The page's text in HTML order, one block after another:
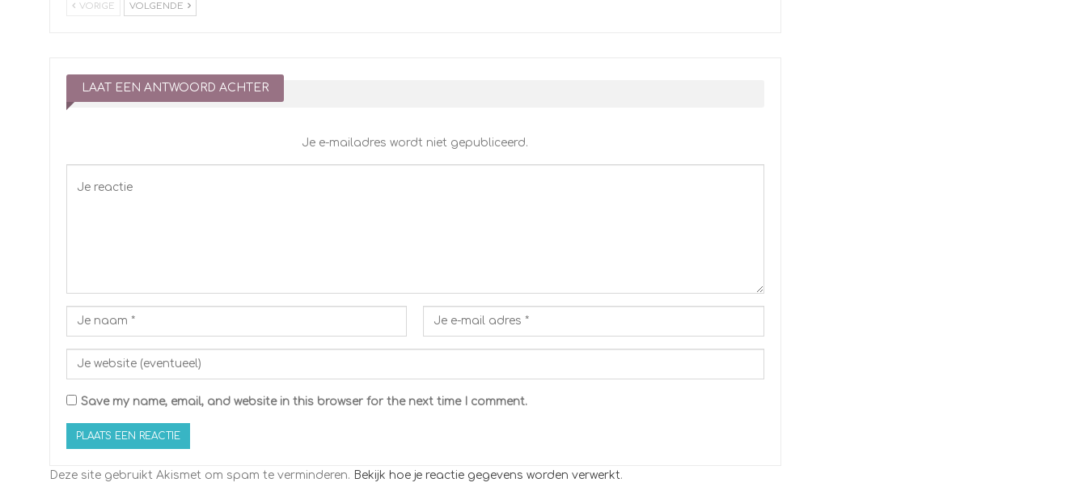
VORIGE VOLGENDE
LAAT EEN ANTWOORD ACHTER
Je e-mailadres wordt niet gepubliceerd.
Save my name, email, and website in this browser for the next time I comment.
Deze site gebruikt Akismet om spam te verminderen. Bekijk hoe je reactie gegevens worden verwerkt.